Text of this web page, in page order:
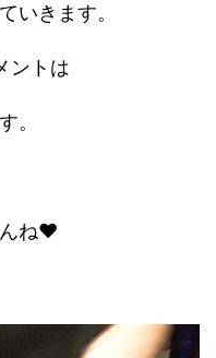
いきます。
ントは
。
んね❤